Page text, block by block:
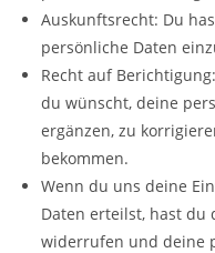
Auskunftsrecht: Du
persönliche Daten
Recht auf
du wünscht, deine
ergänzen, zu
bekommen.
Wenn du uns deine
Daten erteilst, hast du
widerrufen und deine